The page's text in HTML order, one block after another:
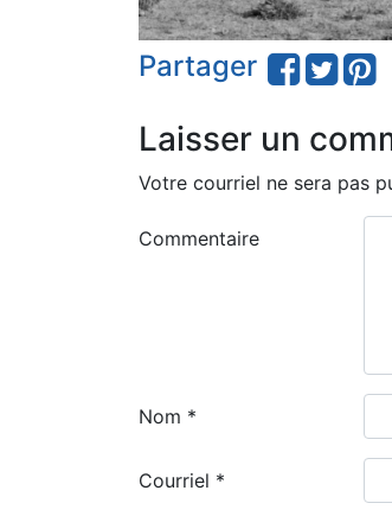
Partager
Laisser un
Votre courriel ne sera pas
Commentaire
Nom *
Courriel *